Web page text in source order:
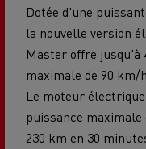
Dotée d'une
la nouvelle version
Master offre jusqu'à
maximale de 90 km/
Le moteur
puissance maximale
230 km en 30